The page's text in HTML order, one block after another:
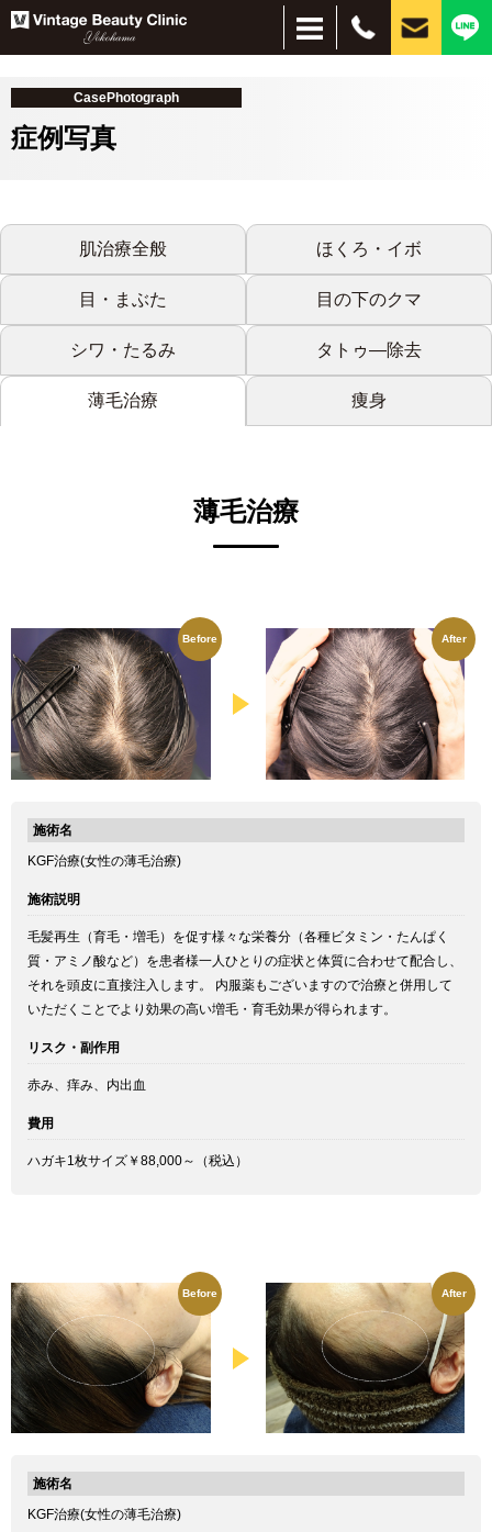
お悩み別しみ・美肌
脱毛
ほくろ
しわ・たるみ
目元、目周りの若返り
刺青除去
インモードリフト
サブシジョン
水光注射
ピーリング
ハイドラブースター
レーザー脱毛
美容点滴・注射
フォトフェイシャル
イオン導入・エレクトロポレーション
PRP
コンデンスリッチファット（CRF）
脂肪吸引注射
ヒアルロン酸
プルリアルシリーズ
リジュラン
ボトックス
小顔（脂肪溶解）注射
PICOレーザー
CO2レーザー
眼瞼下垂、二重、目元のたるみ
経結膜脱脂
HIFU（ハイフ）ウルトラセルZi
フェイスタイト
ボルニューマー
ダーマペン４
シルファームX
医療アートメイク
毛髪再生療法
スレッドリフト（糸リフト）
MPガン
VISIA
肌治療全般
ほくろ・イボ
目・まぶた
目の下のクマ
シワ・たるみ
タトゥ―除去
薄毛治療
痩身
CasePhotograph
症例写真
肌治療全般 ほくろ・イボ
目・まぶた 目の下のクマ
シワ・たるみ タトゥ―除去
薄毛治療 痩身
薄毛治療
Before After
施術名
KGF治療(女性の薄毛治療)
施術説明
毛髪再生（育毛・増毛）を促す様々な栄養分（各種ビタミン・たんぱく
質・アミノ酸など）を患者様一人ひとりの症状と体質に合わせて配合し、
それを頭皮に直接注入します。 内服薬もございますので治療と併用して
いただくことでより効果の高い増毛・育毛効果が得られます。
リスク・副作用
赤み、痒み、内出血
費用
ハガキ1枚サイズ￥88,000～（税込）
Before After
施術名
KGF治療(女性の薄毛治療)